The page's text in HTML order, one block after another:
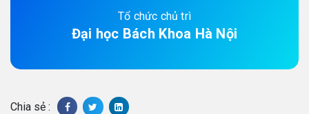
Tổ chức chủ trì
Đại học Bách Khoa Hà Nội
Chia sẻ :